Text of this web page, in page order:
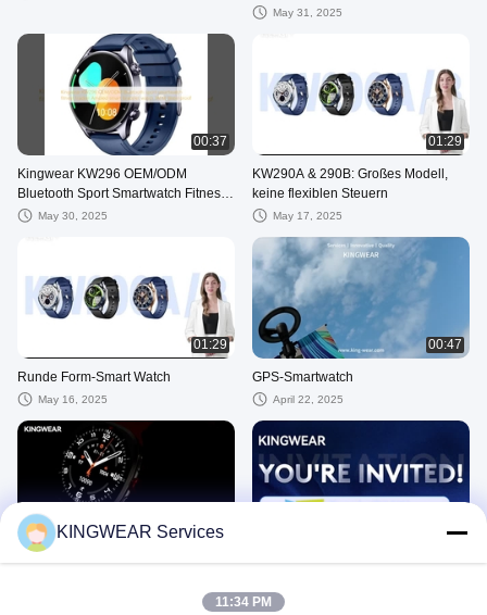
basierten Funktionen 5ATM
May 31, 2025
00:37
Kingwear KW296 OEM/ODM
Bluetooth Sport Smartwatch Fitness-
Tracker Amoled Smart Armbanduhr
May 30, 2025
01:29
KW290A & 290B: Großes Modell,
keine flexiblen Steuern
May 17, 2025
01:29
Runde Form-Smart Watch
May 16, 2025
00:47
GPS-Smartwatch
April 22, 2025
00:38
KW298 Samsung Style 1.43" Neue
00:31
KINGWEAR auf der CES
KINGWEAR Services
11:34 PM